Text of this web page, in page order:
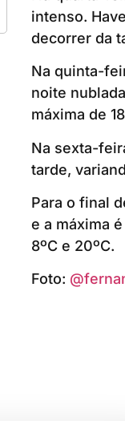
intenso.
decorrer da
Na quinta-
noite
máxima de
Na sexta-
tarde,
Para o final
e a máxima
8ºC e 20ºC.
Foto: